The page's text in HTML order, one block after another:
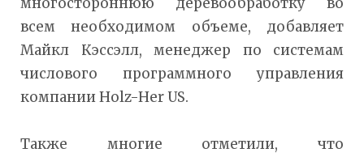
всем необходимом объеме, добавляет
Майкл Кэссэлл, менеджер по системам
числового программного управления
компании Holz-Her US.
Также многие отметили, что